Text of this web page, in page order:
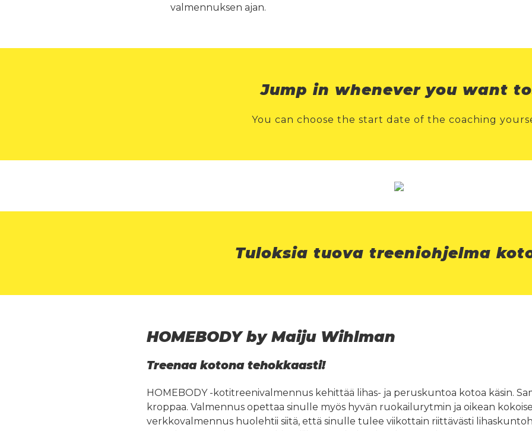
valmennuksen ajan.
Jump in whenever you want
You can choose the start date of the coaching
Tuloksia tuova treeniohjelma
HOMEBODY by Maiju Wihlman
Treenaa kotona tehokkaasti!
HOMEBODY -kotitreenivalmennus kehittää lihas- ja peruskuntoa kotoa käsin.
kroppaa. Valmennus opettaa sinulle myös hyvän ruokailurytmin ja oikean
verkkovalmennus huolehtii siitä, että sinulle tulee viikottain riittävästi